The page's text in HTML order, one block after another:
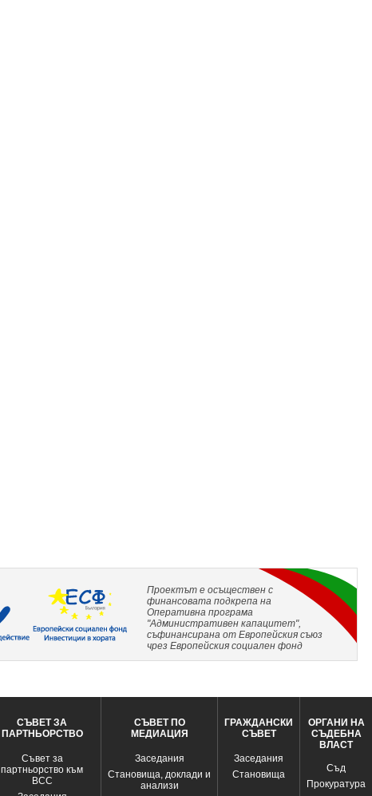
Проектът е осъществен с
финансовата подкрепа на
Оперативна програма
"Административен капацитет",
съфинансирана от Европейския съюз
чрез Европейския социален фонд
СЪВЕТ ЗА
ПАРТНЬОРСТВО
Съвет за
партньорство към
ВСС
СЪВЕТ ПО
МЕДИАЦИЯ
Заседания
Становища, доклади и
анализи
ГРАЖДАНСКИ
СЪВЕТ
Заседания
Становища
ОРГАНИ НА
СЪДЕБНА
ВЛАСТ
Съд
Прокуратура